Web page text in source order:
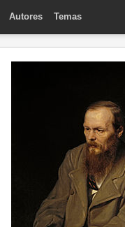
Autores Temas